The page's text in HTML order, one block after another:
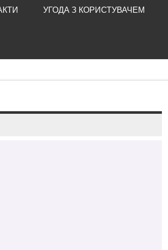
УГОДА З КОРИСТУВАЧЕМ